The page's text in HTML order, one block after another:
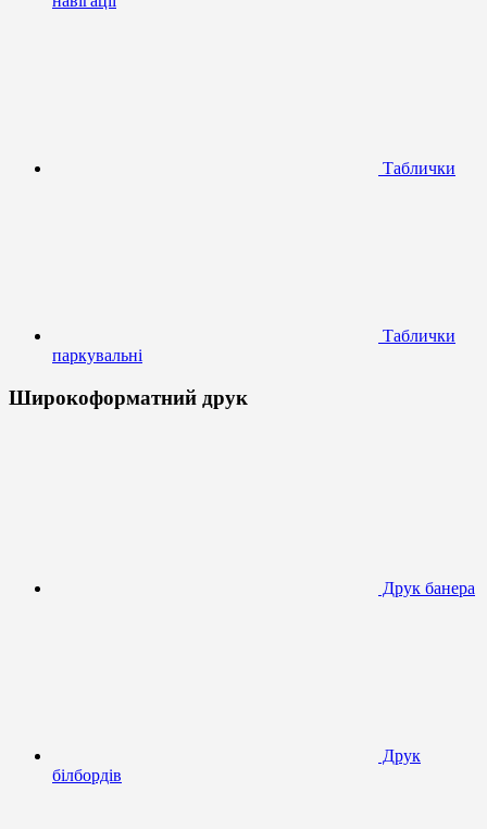
Таблички
Таблички
паркувальні
Широкоформатний друк
Друк банера
Друк
білбордів